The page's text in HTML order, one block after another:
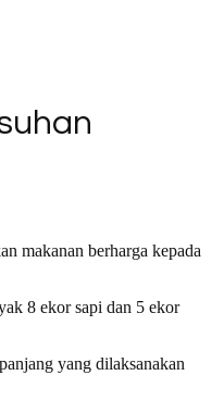
makanan berharga kepada
8 ekor sapi dan 5 ekor
yang dilaksanakan